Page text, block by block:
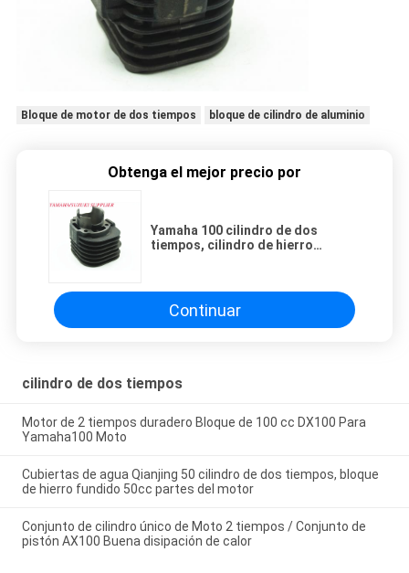
Bloque de motor de dos tiempos bloque de cilindro de aluminio
Obtenga el mejor precio por
Yamaha 100 cilindro de dos
tiempos, cilindro de hierro
Continuar
cilindro de dos tiempos
Motor de 2 tiempos duradero Bloque de 100 cc DX100 Para
Yamaha100 Moto
Cubiertas de agua Qianjing 50 cilindro de dos tiempos, bloque
de hierro fundido 50cc partes del motor
Conjunto de cilindro único de Moto 2 tiempos / Conjunto de
pistón AX100 Buena disipación de calor